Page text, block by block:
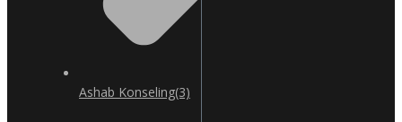
Ashab Konseling(3)